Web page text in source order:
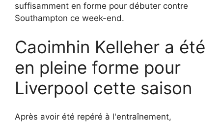
suffisamment en forme pour débuter contre
Southampton ce week-end.
Caoimhin Kelleher a été
en pleine forme pour
Liverpool cette saison
Après avoir été repéré à l'entraînement,